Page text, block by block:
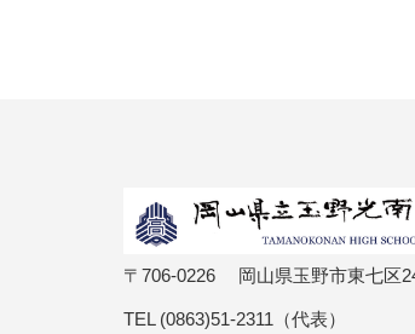
〒706-0226 岡山県玉野市東七区
TEL (0863)51-2311（代表）